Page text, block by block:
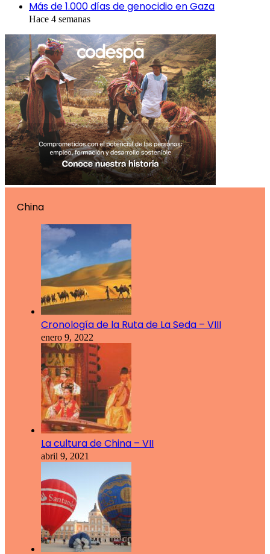
Más de 1.000 días de genocidio en Gaza
Hace 4 semanas
China
Cronología de la Ruta de La Seda – VIII
enero 9, 2022
La cultura de China – VII
abril 9, 2021